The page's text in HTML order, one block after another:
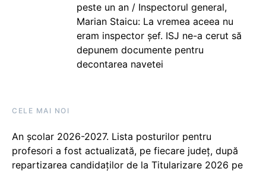
peste un an / Inspectorul general,
Marian Staicu: La vremea aceea nu
eram inspector șef. ISJ ne-a cerut să
depunem documente pentru
decontarea navetei
CELE MAI NOI
An școlar 2026-2027. Lista posturilor pentru
profesori a fost actualizată, pe fiecare județ, după
repartizarea candidaților de la Titularizare 2026 pe